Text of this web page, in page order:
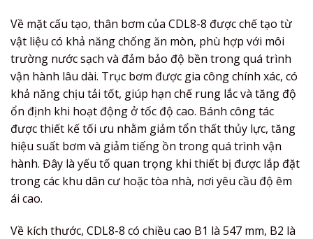
Về mặt cấu tạo, thân bơm của CDL8-8 được chế tạo từ
vật liệu có khả năng chống ăn mòn, phù hợp với môi
trường nước sạch và đảm bảo độ bền trong quá trình
vận hành lâu dài. Trục bơm được gia công chính xác, có
khả năng chịu tải tốt, giúp hạn chế rung lắc và tăng độ
ổn định khi hoạt động ở tốc độ cao. Bánh công tác
được thiết kế tối ưu nhằm giảm tổn thất thủy lực, tăng
hiệu suất bơm và giảm tiếng ồn trong quá trình vận
hành. Đây là yếu tố quan trọng khi thiết bị được lắp đặt
trong các khu dân cư hoặc tòa nhà, nơi yêu cầu độ êm
ái cao.
Về kích thước, CDL8-8 có chiều cao B1 là 547 mm, B2 là